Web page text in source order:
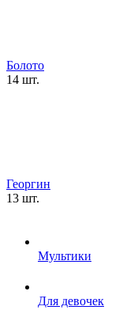
Болото
14 шт.
Георгин
13 шт.
Мультики
Для девочек